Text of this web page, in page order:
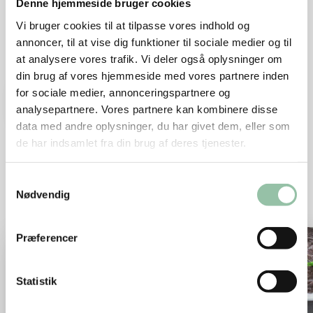
Denne hjemmeside bruger cookies
Vi bruger cookies til at tilpasse vores indhold og
annoncer, til at vise dig funktioner til sociale medier og til
at analysere vores trafik. Vi deler også oplysninger om
din brug af vores hjemmeside med vores partnere inden
for sociale medier, annonceringspartnere og
analysepartnere. Vores partnere kan kombinere disse
data med andre oplysninger, du har givet dem, eller som
de har indsamlet fra din brug af deres tjenester.
Nødvendig
Præferencer
Statistik
Hvad fuck er en bælgfrugt? Læs mere om
kampagnen på altomkost.dk, hvor du også kan
se musikvideoen.
Se kampagnevideoen
Opskrifter
Læs mere om Belugabolognese med spaghetti Læs